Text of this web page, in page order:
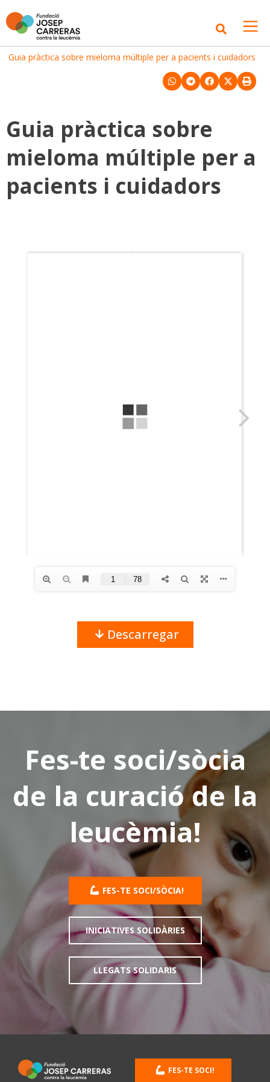
Inici >
Guia pràctica sobre mieloma múltiple per a pacients i cuidadors
Guia pràctica sobre
mieloma múltiple per a
pacients i cuidadors
Descarregar
Fes-te soci/sòcia
de la curació de la
leucèmia!
FES-TE SOCI/SÒCIA!
INICIATIVES SOLIDÀRIES
LLEGATS SOLIDARIS
FES-TE SOCI!